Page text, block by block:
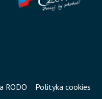
RODO Polityka cookies